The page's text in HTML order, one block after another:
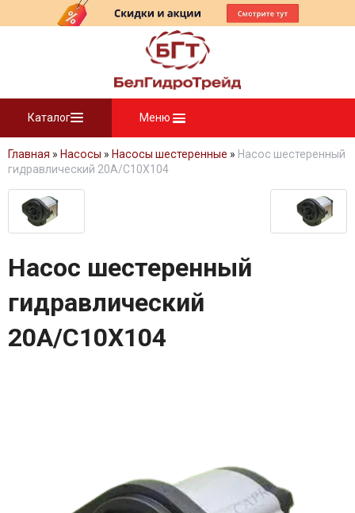
Каталог Меню
Главная » Насосы » Насосы шестеренные » Насос шестеренный
гидравлический 20A/C10X104
Насос шестеренный
гидравлический
20A/C10X104